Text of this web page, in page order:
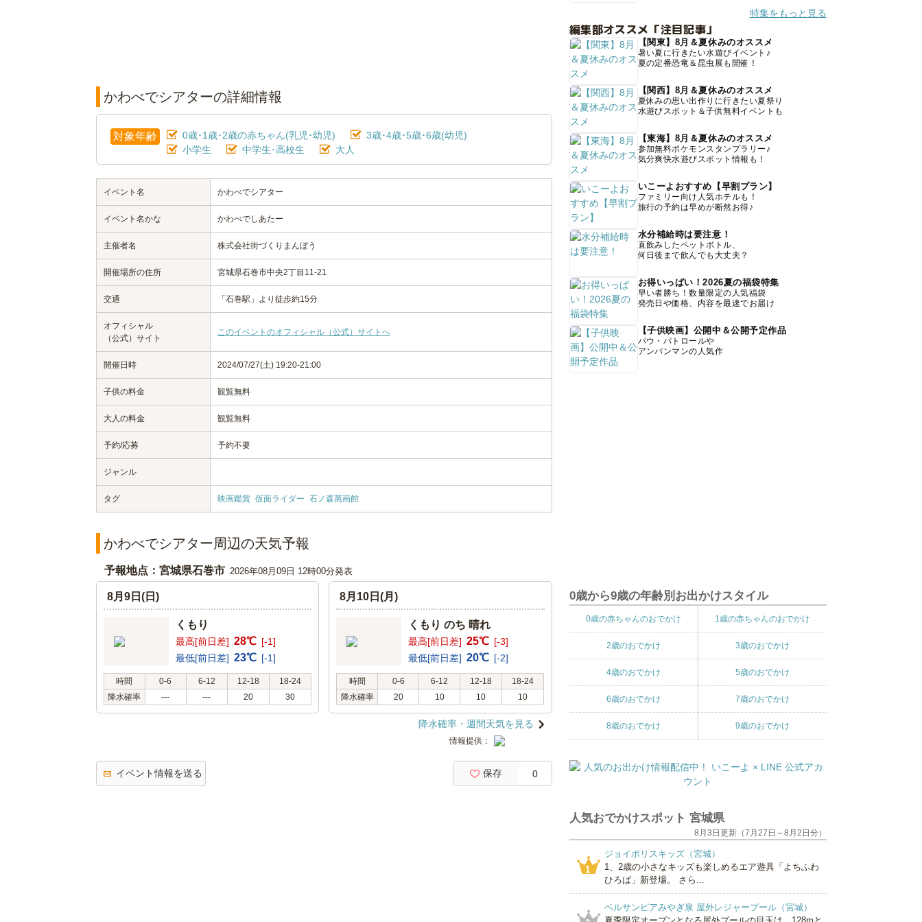
かわべでシアターの詳細情報
対象年齢 0歳･1歳･2歳の赤ちゃん(乳児･幼児)
3歳･4歳･5歳･6歳(幼児)
小学生
中学生･高校生 大人
イベント名 かわべでシアター
イベント名かな かわべでしあたー
主催者名 株式会社街づくりまんぼう
開催場所の住所 宮城県石巻市中央2丁目11-21
交通 「石巻駅」より徒歩約15分
オフィシャル
（公式）サイト
このイベントのオフィシャル（公式）サイトへ
開催日時 2024/07/27(土) 19:20-21:00
子供の料金 観覧無料
大人の料金 観覧無料
予約/応募 予約不要
ジャンル
タグ 映画鑑賞 仮面ライダー 石ノ森萬画館
かわべでシアター周辺の天気予報
予報地点：宮城県石巻市 2026年08月09日 12時00分発表
8月9日(日)
くもり
最高[前日差] 28℃ [-1]
最低[前日差] 23℃ [-1]
時間 0-6 6-12 12-18
18-24
降水確率
--- --- 20 30
8月10日(月)
くもり のち 晴れ
最高[前日差] 25℃ [-3]
最低[前日差] 20℃ [-2]
時間 0-6 6-12 12-18
18-24
降水確率
20 10 10 10
降水確率・週間天気を見る
情報提供：
イベント情報を送る 保存 0
特集をもっと見る
編集部オススメ「注目記事」
【関東】8月＆夏休みのオススメ
暑い夏に行きたい水遊びイベント♪
夏の定番恐竜＆昆虫展も開催！
【関西】8月＆夏休みのオススメ
夏休みの思い出作りに行きたい夏祭り
水遊びスポット＆子供無料イベントも
【東海】8月＆夏休みのオススメ
参加無料ポケモンスタンプラリー♪
気分爽快水遊びスポット情報も！
いこーよおすすめ【早割プラン】
ファミリー向け人気ホテルも！
旅行の予約は早めが断然お得♪
水分補給時は要注意！
直飲みしたペットボトル、
何日後まで飲んでも大丈夫？
お得いっぱい！2026夏の福袋特集
早い者勝ち！数量限定の人気福袋
発売日や価格、内容を最速でお届け
【子供映画】公開中＆公開予定作品
パウ・パトロールや
アンパンマンの人気作
0歳から9歳の年齢別お出かけスタイル
0歳の赤ちゃんのおでかけ 1歳の赤ちゃんのおでかけ
2歳のおでかけ 3歳のおでかけ
4歳のおでかけ 5歳のおでかけ
6歳のおでかけ 7歳のおでかけ
8歳のおでかけ 9歳のおでかけ
人気おでかけスポット 宮城県
8月3日更新（7月27日～8月2日分）
1
ジョイポリスキッズ（宮城）
1、2歳の小さなキッズも楽しめるエア遊具「よちふわ
ひろば」新登場。 さら...
ベルサンピアみやぎ泉 屋外レジャープール（宮城）